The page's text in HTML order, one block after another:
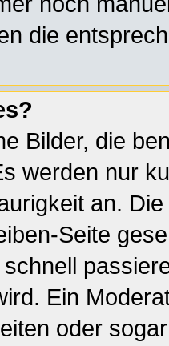
die
Bilder, die
werden nur
an.
Seite
Ein
oder